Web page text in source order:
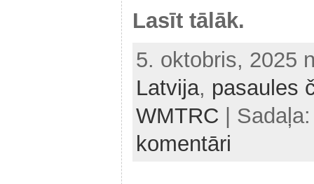
Lasīt tālāk.
5. oktobris, 2025
Latvija, pasaules
WMTRC |
komentāri